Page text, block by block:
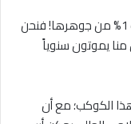
وهل تعلمون أن البشرية تخسر سنوياً ما يقارب 1% من جوهرها! فنحن
على وجه الأرض، و70 مليون منا يموتون سنوياً
الكوكب؛ مع أن